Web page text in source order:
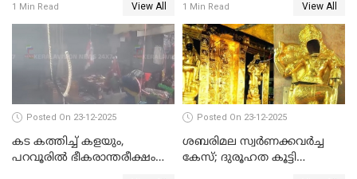
വേണ്ടിയുള്ള
പിടിവലിക്കിടയിൽ
അപ്പൂപ്പനെതിരെ പോക്സോ
കേസ് ഒടുവിൽ 4 ജീവനുകൾ
പൊലിഞ്ഞു
1 Min Read View All
മേയറാകില്ല
1 Min Read View All
Posted On 23-12-2025
കട കത്തിച്ച് കളയും,
പറവൂരില്‍ ഭീകരാന്തരീക്ഷം
Posted On 23-12-2025
ശബരിമല സ്വര്‍ണക്കവര്‍ച്ച
കേസ്; ദുരൂഹത കൂട്ടി